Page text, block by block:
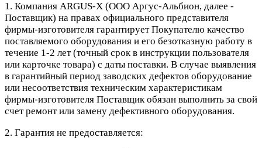
1. Компания ARGUS-X (ООО Аргус-Альбион, далее -
Поставщик) на правах официального представителя
фирмы-изготовителя гарантирует Покупателю качество
поставляемого оборудования и его безотказную работу в
течение 1-2 лет (точный срок в инструкции пользователя
или карточке товара) с даты поставки. В случае выявления
в гарантийный период заводских дефектов оборудование
или несоответствия техническим характеристикам
фирмы-изготовителя Поставщик обязан выполнить за свой
счет ремонт или замену дефективного оборудования.
2. Гарантия не предоставляется: